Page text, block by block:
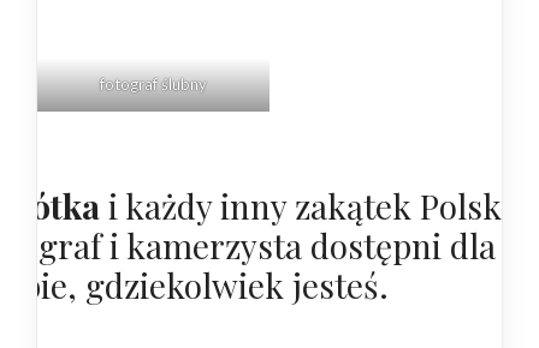
fotografślubny
i każdy inny zakątek Polski,
i kamerzysta dostępni dla
gdziekolwiek jesteś.